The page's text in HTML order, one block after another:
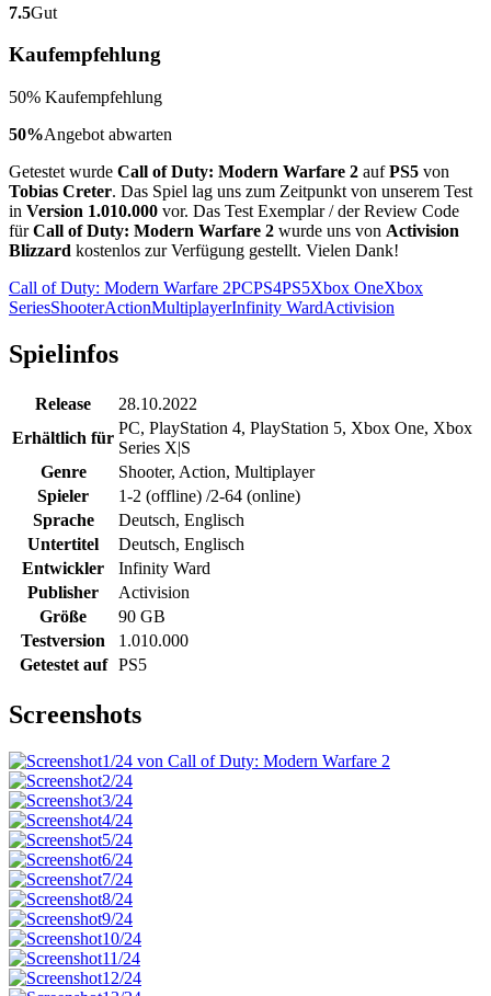
7.5Gut
Kaufempfehlung
50% Kaufempfehlung
50%Angebot abwarten
Getestet wurde Call of Duty: Modern Warfare 2 aufPS5 von
Tobias Creter. Das Spiel lag uns zum Zeitpunkt von unserem Test
in Version 1.010.000 vor. Das Test Exemplar / der Review Code
fürCall of Duty: Modern Warfare 2 wurde uns von Activision
Blizzard kostenlos zur Verfügung gestellt. Vielen Dank!
Call of Duty: Modern Warfare 2PCPS4PS5Xbox OneXbox
SeriesShooterActionMultiplayerInfinity WardActivision
Spielinfos
Release
28.10.2022
Erhältlich für
PC, PlayStation 4, PlayStation 5, Xbox One, Xbox
Series X|S
Genre
Shooter, Action, Multiplayer
Spieler
1-2 (offline) /2-64 (online)
Sprache
Deutsch, Englisch
Untertitel
Deutsch, Englisch
Entwickler
Infinity Ward
Publisher
Activision
Größe
90 GB
Testversion
1.010.000
Getestet auf
PS5
Screenshots